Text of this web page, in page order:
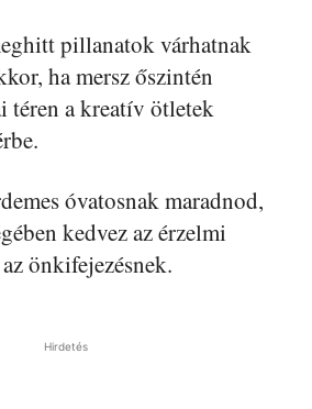
pillanatok várhatnak
ha mersz őszintén
téren a kreatív ötletek
óvatosnak maradnod,
kedvez az érzelmi
önkifejezésnek.
Hirdetés